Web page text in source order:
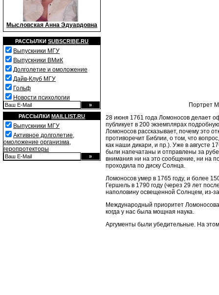
Мысловская Анна Эдуардовна
РАССЫЛКИ SUBSCRIBE.RU
Выпускники МГУ
Выпускники ВМиК
Долголетие и омоложение
Дайв-Клуб МГУ
Гольф
Новости психологии
РАССЫЛКИ MAILLIST.RU
Выпускники МГУ
Активное долголетие,
омоложение организма,
геропротекторы
Портрет
28 июня 1761 года Ломоносов делает
публикует в 200 экземплярах
Ломоносов рассказывает, почему это
противоречит Библии, о том, что
как наши дикари, и пр.). Уже в августе
были напечатаны и отправлены за
внимания ни на это сообщение, ни на
проходила по диску Солнца.
Ломоносов умер в 1765 году, и более
Гершель в 1790 году (через 29 лет
наполовину освещенной Солнцем, из-
Международный приоритет Ломоносова
когда у нас была мощная наука.
Аргументы были убедительные. На